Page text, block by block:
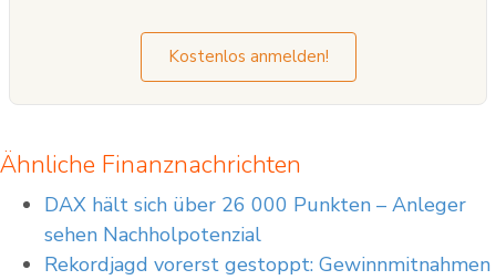
Kostenlos anmelden!
Ähnliche Finanznachrichten
DAX hält sich über 26 000 Punkten – Anleger
sehen Nachholpotenzial
Rekordjagd vorerst gestoppt: Gewinnmitnahmen